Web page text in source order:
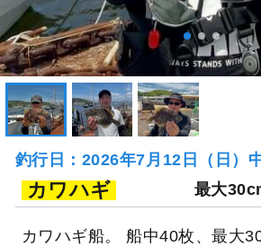
釣行日：2026年7月12日（日）
カワハギ 最大
カワハギ船。 船中40枚、最大